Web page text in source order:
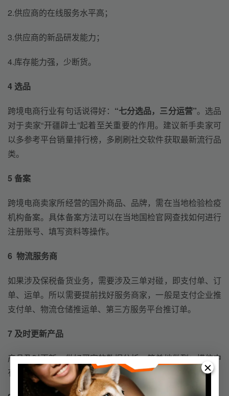
2.供应商的在线服务水平高；
3.供应商的新品研发能力；
4.库存能力强，少断货。
4 选品
跨境电商行业有句话说得好： “七分选品，三分运营”。选品
对于卖家“开疆辟土”起着至关重要的作用。建议新手卖家可
以多参考平台销量排行榜，多刷刷社交软件获取最新流行品
类。
5 备案
跨境电商卖家所经营的国外商品、品牌，需在当地检验检疫
机构备案。具体备案方法可以在当地国检官网查找如何进行
注册账号、填写资料等操作。
6  物流服务商
如果涉及保税备货业务，需要涉及三单对碰，即支付单、订
单、运单。所以需要提前找好服务商家，一般是支付企业推
支付单、物流仓储推运单、第三方服务平台推订单。
7 及时更新产品
产品及时更新，做好买家的数据分析，简单地做到：模仿中
有变化，差异中去竞争。